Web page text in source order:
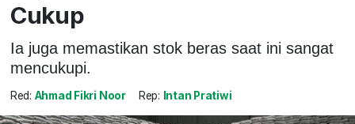
Cukup
Ia juga memastikan stok beras saat ini sangat
mencukupi.
Red: Ahmad Fikri Noor Rep: Intan Pratiwi